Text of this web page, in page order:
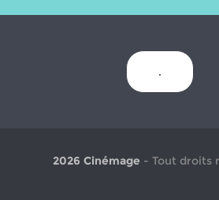
.
2026 Cinémage - Tout droits